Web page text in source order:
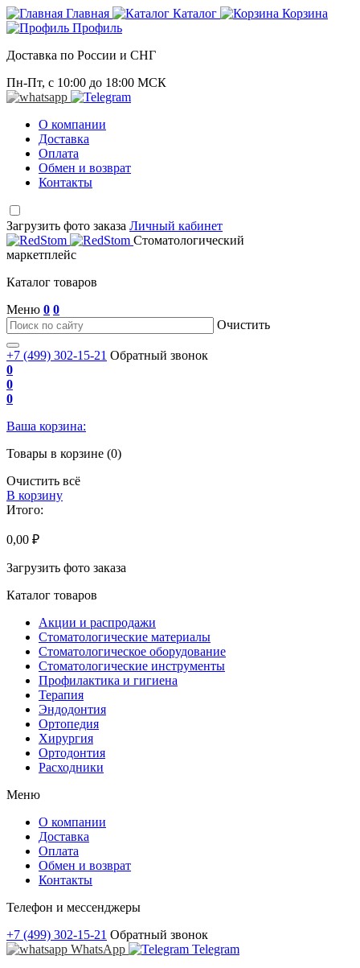
Главная Каталог
Корзина
Профиль
Доставка по России и СНГ
Пн-Пт, с 10:00 до 18:00 МСК
О компании
Доставка
Оплата
Обмен и возврат
Контакты
Загрузить фото заказа Личный кабинет
Стоматологический
маркетплейс
Каталог товаров
Меню 0 0
Очистить
+7 (499) 302-15-21 Обратный звонок
0
0
0
Ваша корзина:
Товары в корзине (0)
Очистить всё
В корзину
Итого:
0,00 ₽
Загрузить фото заказа
Каталог товаров
Акции и распродажи
Стоматологические материалы
Стоматологическое оборудование
Стоматологические инструменты
Профилактика и гигиена
Терапия
Эндодонтия
Ортопедия
Хирургия
Ортодонтия
Расходники
Меню
О компании
Доставка
Оплата
Обмен и возврат
Контакты
Телефон и мессенджеры
+7 (499) 302-15-21 Обратный звонок
WhatsApp
Telegram